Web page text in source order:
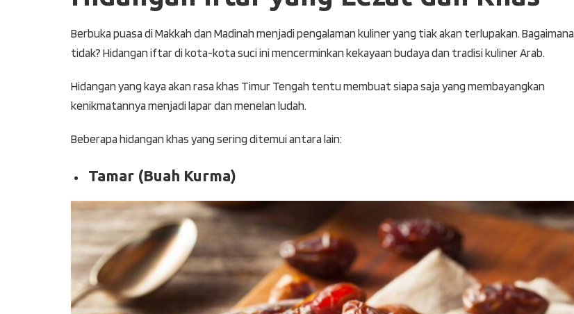
Berbuka puasa di Makkah dan Madinah menjadi pengalaman kuliner yang tiak akan terlupakan. Bagaimana
tidak? Hidangan iftar di kota-kota suci ini mencerminkan kekayaan budaya dan tradisi kuliner Arab.
Hidangan yang kaya akan rasa khas Timur Tengah tentu membuat siapa saja yang membayangkan
kenikmatannya menjadi lapar dan menelan ludah.
Beberapa hidangan khas yang sering ditemui antara lain:
Tamar (Buah Kurma)